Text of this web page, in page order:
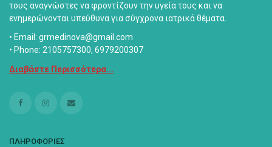
τους αναγνώστες να φροντίζουν την υγεία τους και να
ενημερώνονται υπεύθυνα για σύγχρονα ιατρικά θέματα.
• Email: grmedinova@gmail.com
• Phone: 2105757300, 6979200307
Διαβάστε Περισσότερα...
ΠΛΗΡΟΦΟΡΙΕΣ